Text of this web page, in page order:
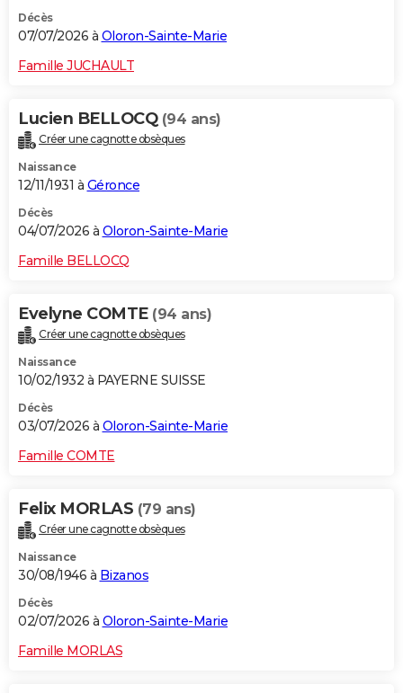
Décès
07/07/2026 à Oloron-Sainte-Marie
Famille JUCHAULT
Lucien BELLOCQ (94 ans)
Créer une cagnotte obsèques
Naissance
12/11/1931 à Géronce
Décès
04/07/2026 à Oloron-Sainte-Marie
Famille BELLOCQ
Evelyne COMTE (94 ans)
Créer une cagnotte obsèques
Naissance
10/02/1932 à PAYERNE SUISSE
Décès
03/07/2026 à Oloron-Sainte-Marie
Famille COMTE
Felix MORLAS (79 ans)
Créer une cagnotte obsèques
Naissance
30/08/1946 à Bizanos
Décès
02/07/2026 à Oloron-Sainte-Marie
Famille MORLAS